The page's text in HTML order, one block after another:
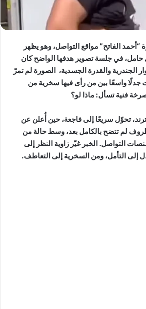
“أحمد الفاتح” مواقع التواصل، وهو يظهر
حامل، في جلسة تصوير هدفها الواضح كان
الجندرية والقدرة الجسدية، الصورة لم تمرّ
جدلًا واسعًا بين من رأى فيها سخرية من
فنية تسأل: ماذا لو؟
تحوّل سريعًا إلى فاجعة، حين أُعلن عن
لم تتضح بالكامل بعد، وسط حالة من
التواصل. الخبر غيّر زاوية النظر إلى
إلى التأمل، ومن السخرية إلى التعاطف.